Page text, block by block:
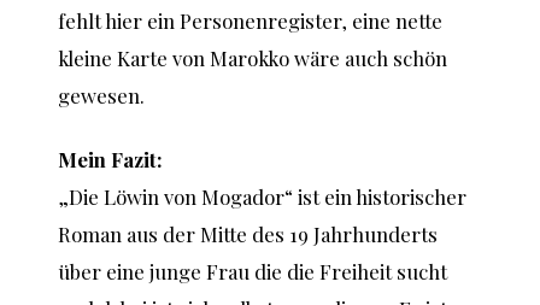
fehlt hier ein Personenregister, eine nette
kleine Karte von Marokko wäre auch schön
gewesen.
Mein Fazit:
„Die Löwin von Mogador“ ist ein historischer
Roman aus der Mitte des 19 Jahrhunderts
über eine junge Frau die die Freiheit sucht